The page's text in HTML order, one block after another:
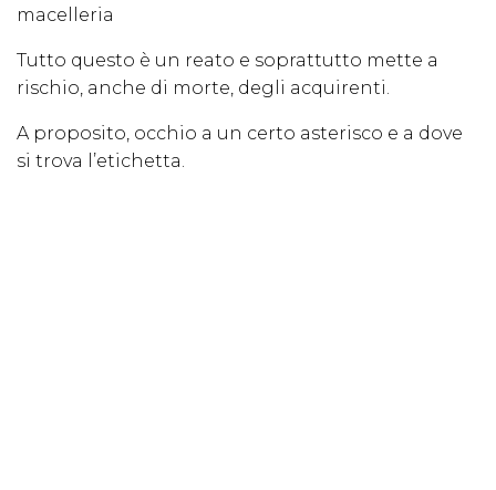
macelleria
Tutto questo è un reato e soprattutto mette a
rischio, anche di morte, degli acquirenti.
A proposito, occhio a un certo asterisco e a dove
si trova l’etichetta.